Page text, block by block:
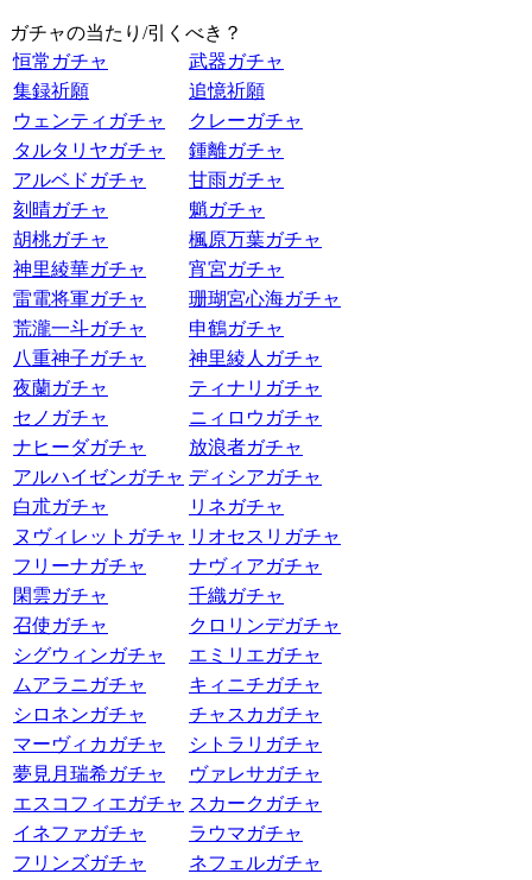
ガチャの当たり/引くべき？
恒常ガチャ
武器ガチャ
集録祈願
追憶祈願
ウェンティガチャ
クレーガチャ
タルタリヤガチャ
鍾離ガチャ
アルベドガチャ
甘雨ガチャ
刻晴ガチャ
魈ガチャ
胡桃ガチャ
楓原万葉ガチャ
神里綾華ガチャ
宵宮ガチャ
雷電将軍ガチャ
珊瑚宮心海ガチャ
荒瀧一斗ガチャ
申鶴ガチャ
八重神子ガチャ
神里綾人ガチャ
夜蘭ガチャ
ティナリガチャ
セノガチャ
ニィロウガチャ
ナヒーダガチャ
放浪者ガチャ
アルハイゼンガチャ ディシアガチャ
白朮ガチャ
リネガチャ
ヌヴィレットガチャ リオセスリガチャ
フリーナガチャ
ナヴィアガチャ
閑雲ガチャ
千織ガチャ
召使ガチャ
クロリンデガチャ
シグウィンガチャ
エミリエガチャ
ムアラニガチャ
キィニチガチャ
シロネンガチャ
チャスカガチャ
マーヴィカガチャ
シトラリガチャ
夢見月瑞希ガチャ
ヴァレサガチャ
エスコフィエガチャ スカークガチャ
イネファガチャ
ラウマガチャ
フリンズガチャ
ネフェルガチャ